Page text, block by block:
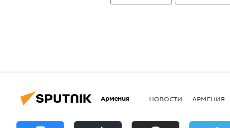
Армения НОВОСТИ АРМЕНИЯ